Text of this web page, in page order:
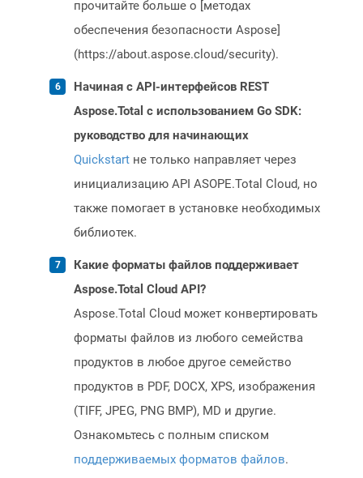
прочитайте больше о [методах
обеспечения безопасности Aspose]
(https://about.aspose.cloud/security).
Начиная с API-интерфейсов REST
Aspose.Total с использованием Go SDK:
руководство для начинающих
Quickstart не только направляет через
инициализацию API ASOPE.Total Cloud, но
также помогает в установке необходимых
библиотек.
Какие форматы файлов поддерживает
Aspose.Total Cloud API?
Aspose.Total Cloud может конвертировать
форматы файлов из любого семейства
продуктов в любое другое семейство
продуктов в PDF, DOCX, XPS, изображения
(TIFF, JPEG, PNG BMP), MD и другие.
Ознакомьтесь с полным списком
поддерживаемых форматов файлов.